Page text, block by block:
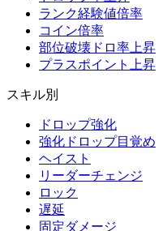
ランク経験値倍率
コイン倍率
部位破壊ドロ率上昇
プラスポイント上昇
スキル別
ドロップ強化
強化ドロップ目覚め
ヘイスト
リーダーチェンジ
ロック
遅延
固定ダメージ